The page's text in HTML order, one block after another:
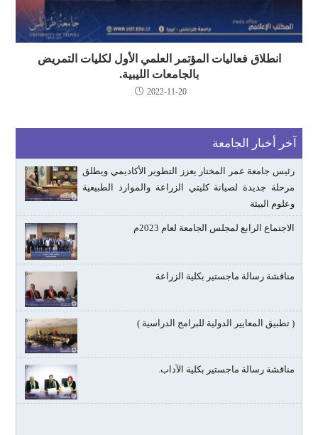
انطلاق فعاليات المؤتمر العلمي الأول لكليات التمريض
بالجامعات الليبية.
2022-11-20
آخر أخبار الجامعة
رئيس جامعة عمر المختار يعزز التطوير الأكاديمي ويطلق
مرحلة جديدة لصيانة كليتي الزراعة والموارد الطبيعية
وعلوم البيئة
الاجتماع الرابع لمجلس الجامعة لعام 2023م
مناقشة رسالة ماجستير بكلية الزراعة
( تطبيق المعايير الدولية للبرامج الدراسية )
مناقشة رسالة ماجستير بكلية الآداب.